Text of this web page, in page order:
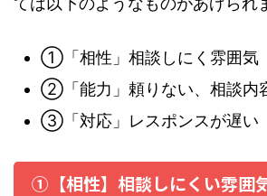
①「相性」相談しにく雰囲気
②「能力」頼りない、相談内
③「対応」レスポンスが遅い
①【相性】相談しにくい雰囲